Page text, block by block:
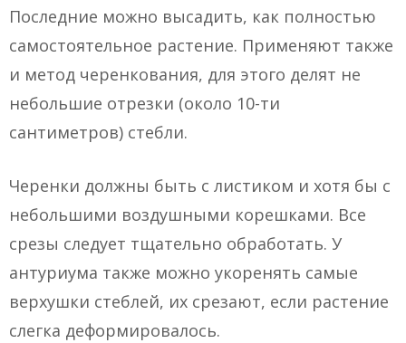
Последние можно высадить, как полностью
самостоятельное растение. Применяют также
и метод черенкования, для этого делят не
небольшие отрезки (около 10-ти
сантиметров) стебли.
Черенки должны быть с листиком и хотя бы с
небольшими воздушными корешками. Все
срезы следует тщательно обработать. У
антуриума также можно укоренять самые
верхушки стеблей, их срезают, если растение
слегка деформировалось.